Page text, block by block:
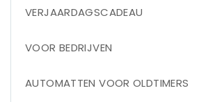
VERJAARDAGSCADEAU
VOOR BEDRIJVEN
AUTOMATTEN VOOR OLDTIMERS